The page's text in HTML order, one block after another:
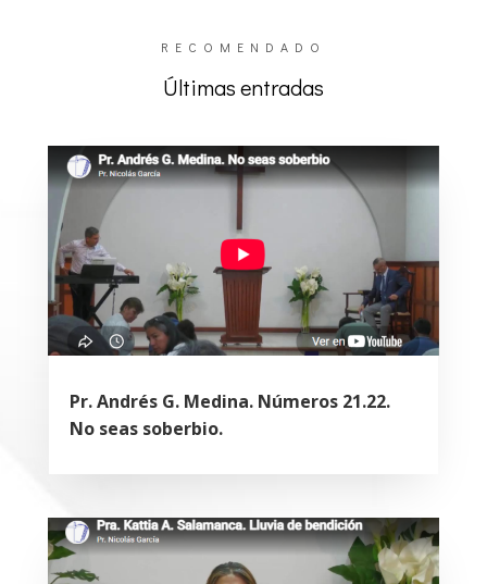
RECOMENDADO
Últimas entradas
Pr. Andrés G. Medina. Números 21.22.
No seas soberbio.